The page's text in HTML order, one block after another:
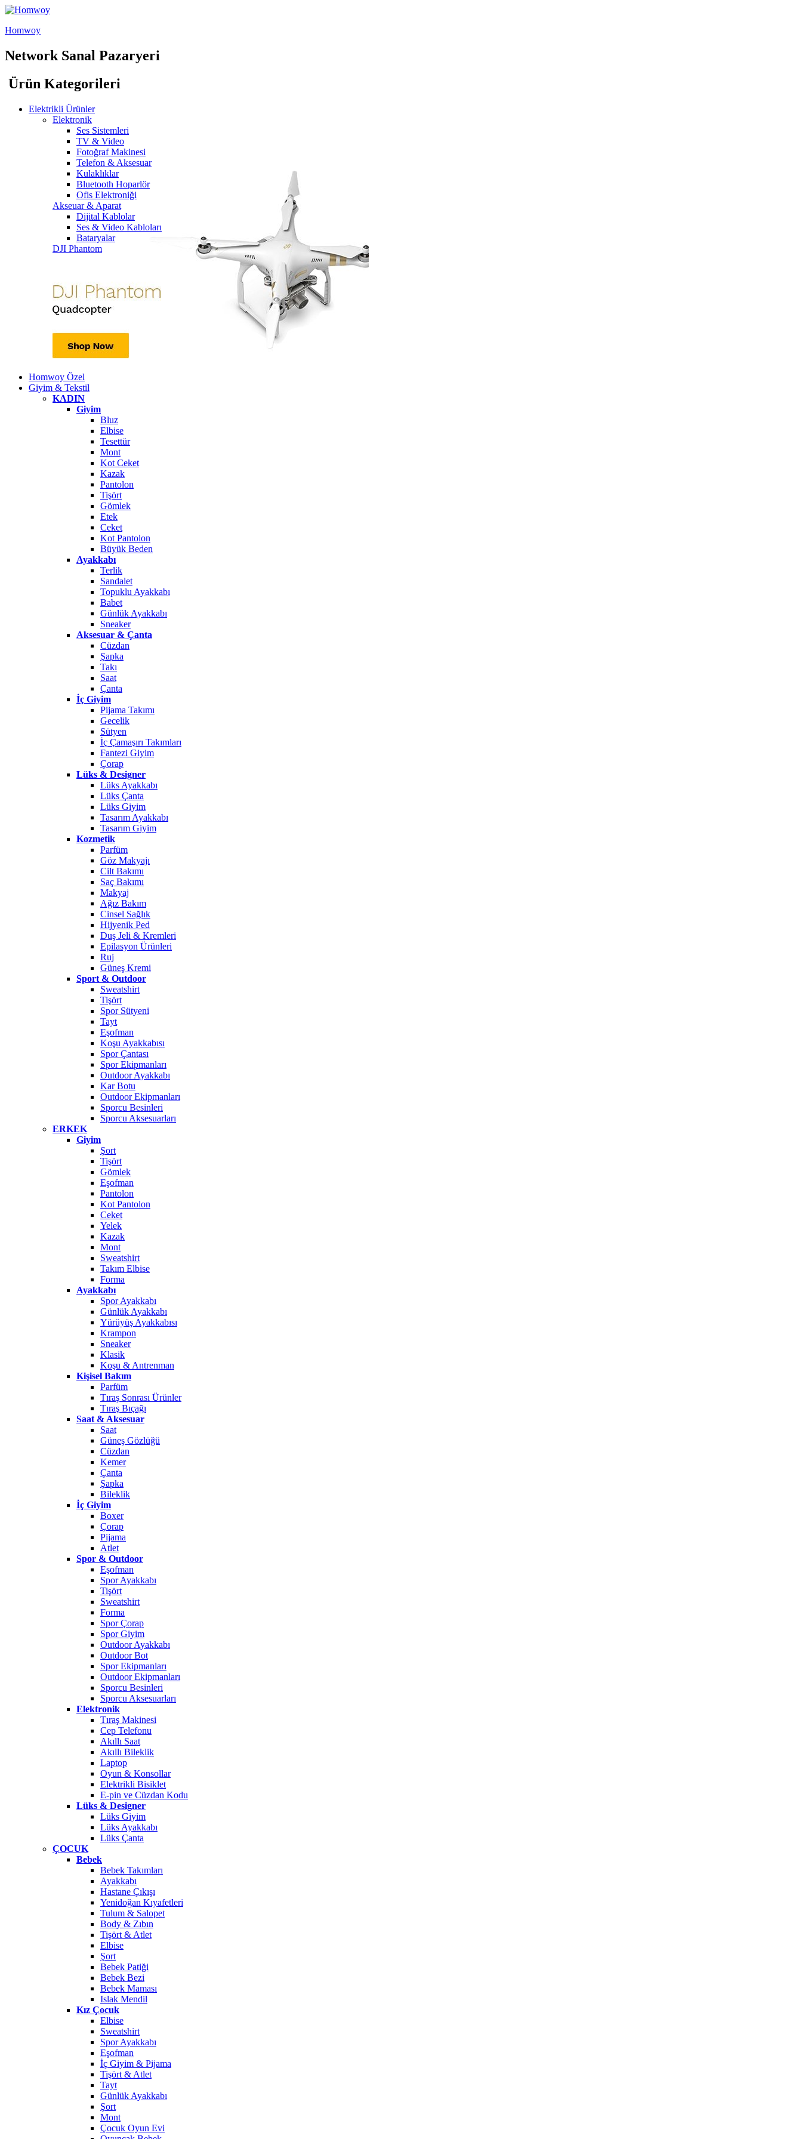
Homwoy
Network Sanal Pazaryeri
Ürün Kategorileri
Elektrikli Ürünler
Elektronik
Ses Sistemleri
TV & Video
Fotoğraf Makinesi
Telefon & Aksesuar
Kulaklıklar
Bluetooth Hoparlör
Ofis Elektroniği
Akseuar & Aparat
Dijital Kablolar
Ses & Video Kabloları
Bataryalar
DJI Phantom
Homwoy Özel
Giyim & Tekstil
KADIN
Giyim
Bluz
Elbise
Tesettür
Mont
Kot Ceket
Kazak
Pantolon
Tişört
Gömlek
Etek
Ceket
Kot Pantolon
Büyük Beden
Ayakkabı
Terlik
Sandalet
Topuklu Ayakkabı
Babet
Günlük Ayakkabı
Sneaker
Aksesuar & Çanta
Cüzdan
Şapka
Takı
Saat
Çanta
İç Giyim
Pijama Takımı
Gecelik
Sütyen
İç Çamaşırı Takımları
Fantezi Giyim
Çorap
Lüks & Designer
Lüks Ayakkabı
Lüks Çanta
Lüks Giyim
Tasarım Ayakkabı
Tasarım Giyim
Kozmetik
Parfüm
Göz Makyajı
Cilt Bakımı
Saç Bakımı
Makyaj
Ağız Bakım
Cinsel Sağlık
Hijyenik Ped
Duş Jeli & Kremleri
Epilasyon Ürünleri
Ruj
Güneş Kremi
Sport & Outdoor
Sweatshirt
Tişört
Spor Sütyeni
Tayt
Eşofman
Koşu Ayakkabısı
Spor Çantası
Spor Ekipmanları
Outdoor Ayakkabı
Kar Botu
Outdoor Ekipmanları
Sporcu Besinleri
Sporcu Aksesuarları
ERKEK
Giyim
Şort
Tişört
Gömlek
Eşofman
Pantolon
Kot Pantolon
Ceket
Yelek
Kazak
Mont
Sweatshirt
Takım Elbise
Forma
Ayakkabı
Spor Ayakkabı
Günlük Ayakkabı
Yürüyüş Ayakkabısı
Krampon
Sneaker
Klasik
Koşu & Antrenman
Kişisel Bakım
Parfüm
Tıraş Sonrası Ürünler
Tıraş Bıçağı
Saat & Aksesuar
Saat
Güneş Gözlüğü
Cüzdan
Kemer
Çanta
Şapka
Bileklik
İç Giyim
Boxer
Çorap
Pijama
Atlet
Spor & Outdoor
Eşofman
Spor Ayakkabı
Tişört
Sweatshirt
Forma
Spor Çorap
Spor Giyim
Outdoor Ayakkabı
Outdoor Bot
Spor Ekipmanları
Outdoor Ekipmanları
Sporcu Besinleri
Sporcu Aksesuarları
Elektronik
Tıraş Makinesi
Cep Telefonu
Akıllı Saat
Akıllı Bileklik
Laptop
Oyun & Konsollar
Elektrikli Bisiklet
E-pin ve Cüzdan Kodu
Lüks & Designer
Lüks Giyim
Lüks Ayakkabı
Lüks Çanta
ÇOCUK
Bebek
Bebek Takımları
Ayakkabı
Hastane Çıkışı
Yenidoğan Kıyafetleri
Tulum & Salopet
Body & Zıbın
Tişört & Atlet
Elbise
Şort
Bebek Patiği
Bebek Bezi
Bebek Maması
Islak Mendil
Kız Çocuk
Elbise
Sweatshirt
Spor Ayakkabı
Eşofman
İç Giyim & Pijama
Tişört & Atlet
Tayt
Günlük Ayakkabı
Şort
Mont
Çocuk Oyun Evi